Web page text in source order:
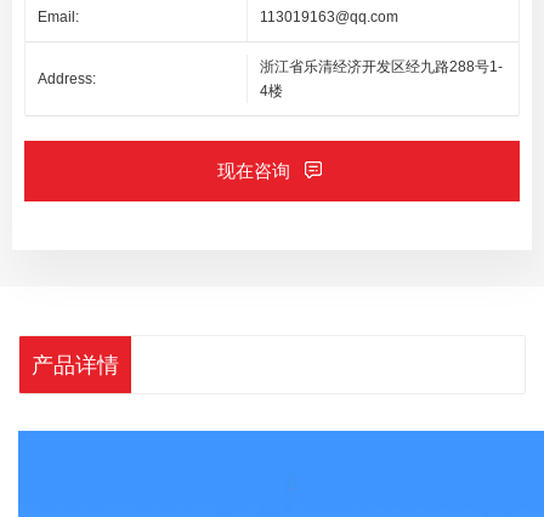
Email: 113019163@qq.com
Address:
浙江省乐清经济开发区经九路288号1-
4楼
现在咨询
产品详情